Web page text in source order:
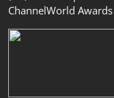
ChannelWorld